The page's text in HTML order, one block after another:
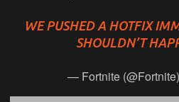
WE PUSHED A HOTFIX
SHOULDN’T
— Fortnite (@Fortnite)